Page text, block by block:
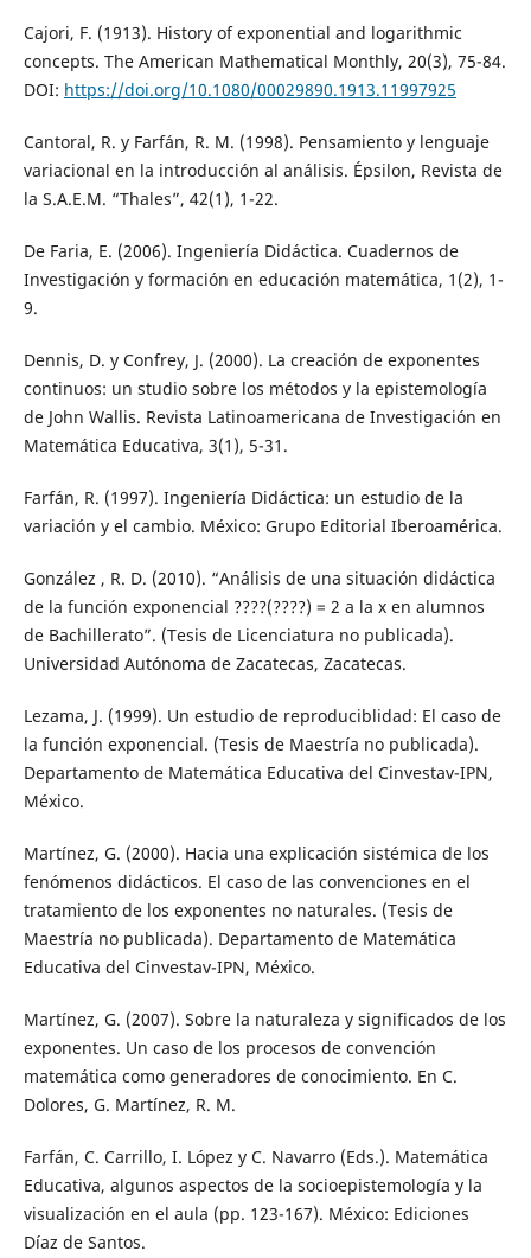
Cajori, F. (1913). History of exponential and logarithmic
concepts. The American Mathematical Monthly, 20(3), 75-84.
DOI: https://doi.org/10.1080/00029890.1913.11997925
Cantoral, R. y Farfán, R. M. (1998). Pensamiento y lenguaje
variacional en la introducción al análisis. Épsilon, Revista de
la S.A.E.M. “Thales”, 42(1), 1-22.
De Faria, E. (2006). Ingeniería Didáctica. Cuadernos de
Investigación y formación en educación matemática, 1(2), 1-
9.
Dennis, D. y Confrey, J. (2000). La creación de exponentes
continuos: un studio sobre los métodos y la epistemología
de John Wallis. Revista Latinoamericana de Investigación en
Matemática Educativa, 3(1), 5-31.
Farfán, R. (1997). Ingeniería Didáctica: un estudio de la
variación y el cambio. México: Grupo Editorial Iberoamérica.
González , R. D. (2010). “Análisis de una situación didáctica
de la función exponencial ????(????) = 2 a la x en alumnos
de Bachillerato”. (Tesis de Licenciatura no publicada).
Universidad Autónoma de Zacatecas, Zacatecas.
Lezama, J. (1999). Un estudio de reproduciblidad: El caso de
la función exponencial. (Tesis de Maestría no publicada).
Departamento de Matemática Educativa del Cinvestav-IPN,
México.
Martínez, G. (2000). Hacia una explicación sistémica de los
fenómenos didácticos. El caso de las convenciones en el
tratamiento de los exponentes no naturales. (Tesis de
Maestría no publicada). Departamento de Matemática
Educativa del Cinvestav-IPN, México.
Martínez, G. (2007). Sobre la naturaleza y significados de los
exponentes. Un caso de los procesos de convención
matemática como generadores de conocimiento. En C.
Dolores, G. Martínez, R. M.
Farfán, C. Carrillo, I. López y C. Navarro (Eds.). Matemática
Educativa, algunos aspectos de la socioepistemología y la
visualización en el aula (pp. 123-167). México: Ediciones
Díaz de Santos.